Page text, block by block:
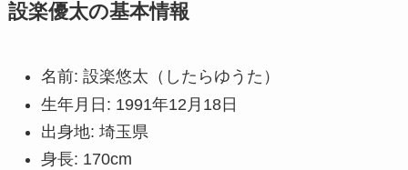
設楽優太の基本情報
名前: 設楽悠太（したらゆうた）
生年月日: 1991年12月18日
出身地: 埼玉県
身長: 170cm